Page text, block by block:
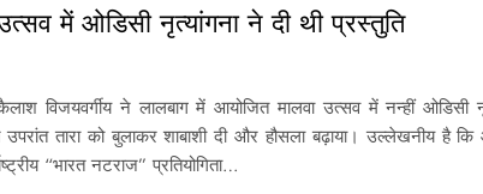
में ओडिसी नृत्यांगना ने दी थी प्रस्तुति
विजयवर्गीय ने लालबाग में आयोजित मालवा उत्सव में नन्हीं ओडिसी
तारा को बुलाकर शाबाशी दी और हौसला बढ़ाया। उल्लेखनीय है कि
“भारत नटराज” प्रतियोगिता…